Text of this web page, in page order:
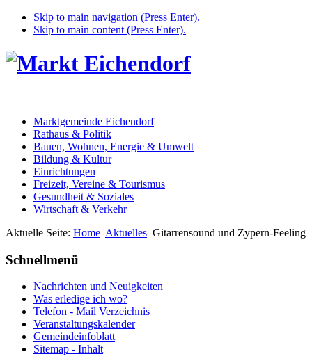
Skip to main navigation (Press Enter).
Skip to main content (Press Enter).
Marktgemeinde Eichendorf
Rathaus & Politik
Bauen, Wohnen, Energie & Umwelt
Bildung & Kultur
Einrichtungen
Freizeit, Vereine & Tourismus
Gesundheit & Soziales
Wirtschaft & Verkehr
Aktuelle Seite: Home Aktuelles Gitarrensound und Zypern-Feeling
Schnellmenü
Nachrichten und Neuigkeiten
Was erledige ich wo?
Telefon - Mail Verzeichnis
Veranstaltungskalender
Gemeindeinfoblatt
Sitemap - Inhalt